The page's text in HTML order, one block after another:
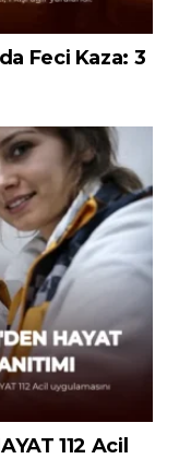
Feci Kaza: 3
112 Acil